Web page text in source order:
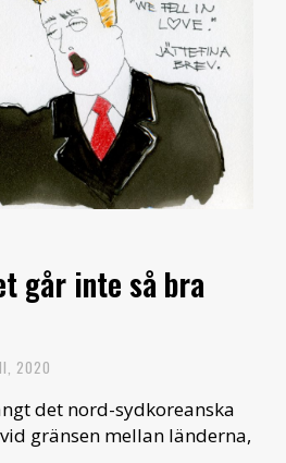
går inte så bra
2020
det nord-sydkoreanska
gränsen mellan länderna,